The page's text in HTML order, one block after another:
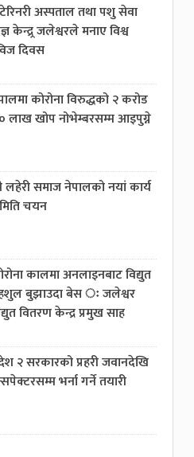
अस्पताल तथा पशु सेवा
केन्द्र्र जलेश्वरले मनाए विश्व
दिवस
कोरोना विरुद्धको २ करोड
लाख खोप नोभेम्बरसम्म आइपुग्ने
लहेरी समाज नेपालको नयां कार्य
चयन
कालमा अनलाइनबाट विद्युत
बुझाउदा बेस ः जलेश्वर
वितरण केन्द्र प्रमुख साह
२ सरकारको प्रहरी जवानदेखि
भर्ना गर्ने तयारी